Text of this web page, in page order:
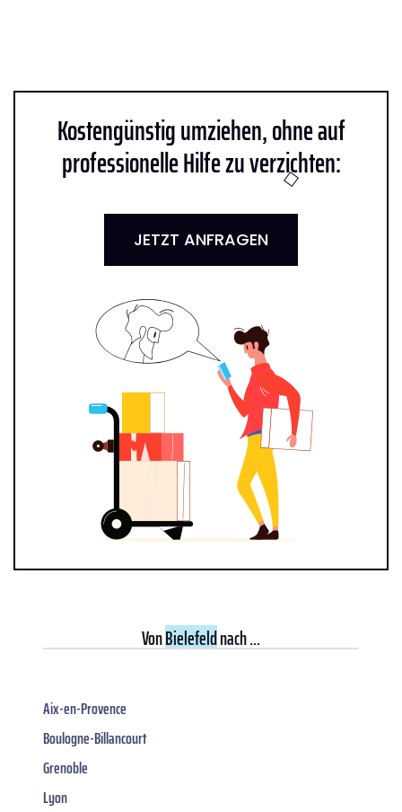
Kostengünstig umziehen, ohne auf
professionelle Hilfe zu verzichten:
JETZT ANFRAGEN
VonBielefeldnach ...
Aix-en-Provence
Boulogne-Billancourt
Grenoble
Lyon